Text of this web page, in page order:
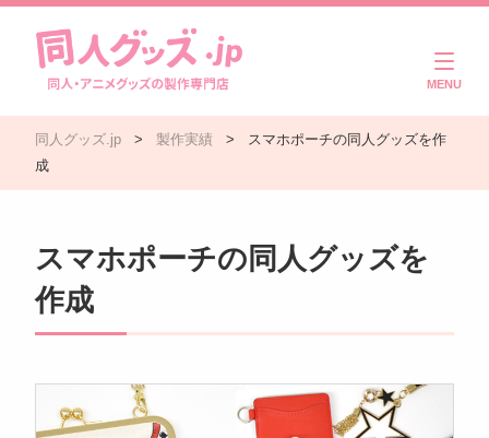
商品一覧
ご利用ガイド
製作実績
よくある質問
コラム
同人グッズ.jp > 製作実績 >
スマホポーチの同人グッズを作
成
スマホポーチの同人グッズを
作成